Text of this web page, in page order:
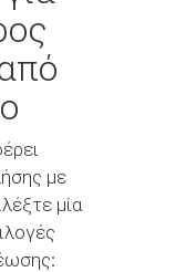
με
μία